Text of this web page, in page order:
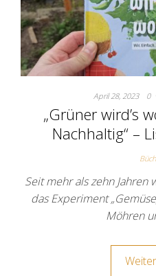
April 28, 2023 0
„Grüner wird’s
Nachhaltig“ –
Seit mehr als zehn Jahren
das Experiment
Möhren